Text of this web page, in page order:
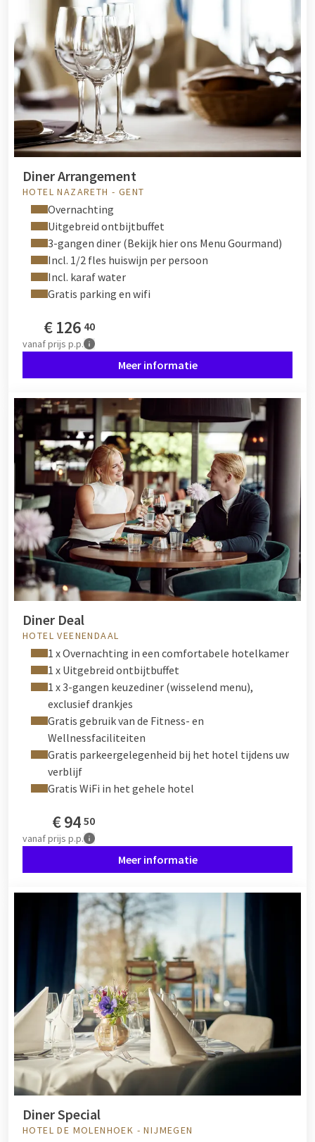
Diner Arrangement
HOTEL NAZARETH - GENT
Overnachting
Uitgebreid ontbijtbuffet
3-gangen diner (Bekijk hier ons Menu Gourmand)
Incl. 1/2 fles huiswijn per persoon
Incl. karaf water
Gratis parking en wifi
€126 40
vanafprijs p.p.
Meer informatie
Diner Deal
HOTEL VEENENDAAL
1 x Overnachting in een comfortabele hotelkamer
1 x Uitgebreid ontbijtbuffet
1 x 3-gangen keuzediner (wisselend menu),
exclusief drankjes
Gratis gebruik van de Fitness- en
Wellnessfaciliteiten
Gratis parkeergelegenheid bij het hotel tijdens uw
verblijf
Gratis WiFi in het gehele hotel
€94 50
vanafprijs p.p.
Meer informatie
Diner Special
HOTEL DE MOLENHOEK - NIJMEGEN